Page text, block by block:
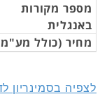
מספר מקורות
באנגלית
מחיר (כולל
לצפיה בסמינריון